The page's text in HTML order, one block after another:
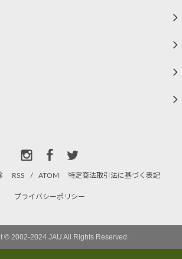
RSS / ATOM 特定商法取引法に基づく表記
プライバシーポリシー
© 2002-2024 JAU All Rights Reserved.